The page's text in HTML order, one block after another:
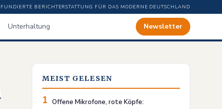
FUNDIERTE BERICHTERSTATTUNG FÜR DAS MODERNE DEUTSCHLAND
Unterhaltung Newsletter
MEIST GELESEN
1 Offene Mikrofone, rote Köpfe: